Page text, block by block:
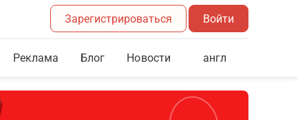
Зарегистрироваться Войти
Реклама Блог Новости англ